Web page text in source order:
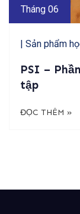
Tháng 06
| Sản phẩm
PSI –
tập
ĐỌC THÊM »